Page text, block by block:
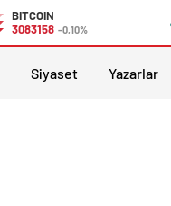
BITCOIN
3083158 -0,10%
Siyaset Yazarlar